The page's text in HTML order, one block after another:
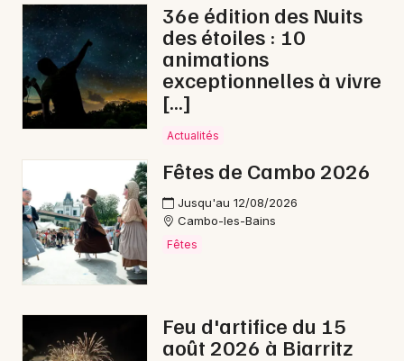
64 - Pyrénées-Atlantiques
Choisir mes départements
Mon email
Je m'abonne
36e édition des Nuits
des étoiles : 10
animations
exceptionnelles à vivre
[…]
Actualités
Fêtes de Cambo 2026
Jusqu'au 12/08/2026
Cambo-les-Bains
Fêtes
Feu d'artifice du 15
août 2026 à Biarritz